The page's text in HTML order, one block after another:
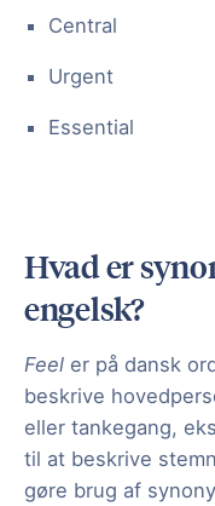
Central
Urgent
Essential
Hvad er
engelsk?
Feel er på dansk
beskrive
eller tankegang,
til at beskrive
gøre brug af